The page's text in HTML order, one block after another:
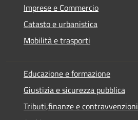
Imprese e Commercio
Catasto e urbanistica
Mobilità e trasporti
Educazione e formazione
Giustizia e sicurezza pubblica
Tributi,finanze e contravvenzioni